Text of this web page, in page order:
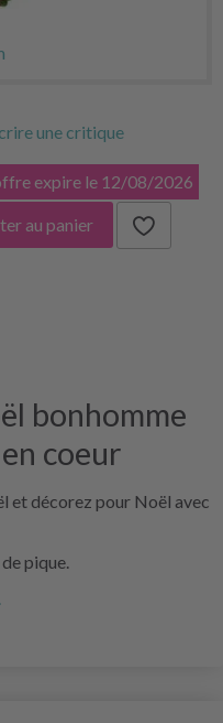
une critique
expire le 12/08/2026
au panier
bonhomme
coeur
et décorez pour Noël avec
pique.